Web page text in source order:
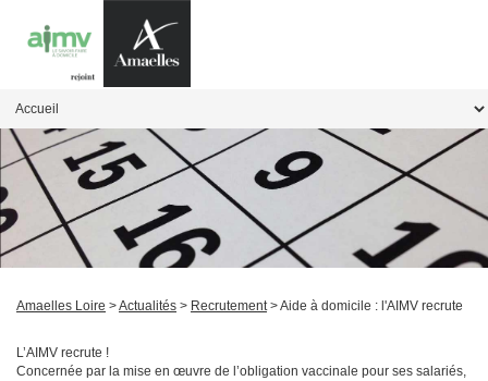
Amaelles Loire >Actualités > Recrutement> Aide à domicile : l'AIMV recrute
L’AIMV recrute !
Concernée par la mise en œuvre de l’obligation vaccinale pour ses salariés,